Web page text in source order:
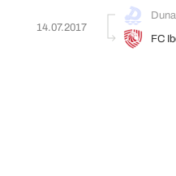
14.07.2017
FC